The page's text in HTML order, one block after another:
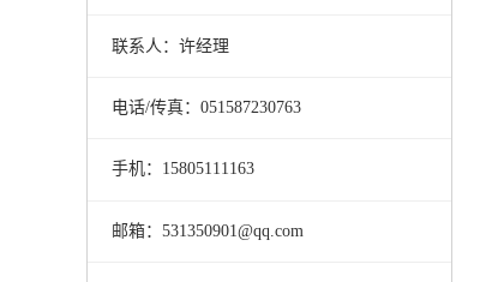
联系人：许经理
电话/传真：051587230763
手机：15805111163
邮箱：531350901@qq.com